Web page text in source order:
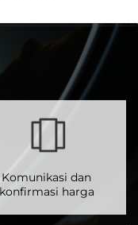
Komunikasi dan
konfirmasi harga